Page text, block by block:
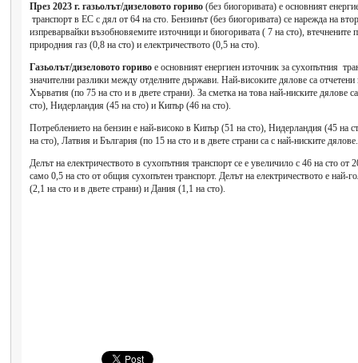
През 2023 г. газьолът/дизеловото гориво (без биогоривата) е основният
транспорт в ЕС с дял от 64 на сто. Бензинът (без биогоривата) се нарежда на
изпреварвайки възобновяемите източници и биогоривата ( 7 на сто), втечнените
природния газ (0,8 на сто) и електричеството (0,5 на сто).
Газьолът/дизеловото гориво е основният енергиен източник за сухопътния
значителни разлики между отделните държави. Най-високите дялове са
Хърватия (по 75 на сто и в двете страни). За сметка на това най-ниските дялове
сто), Нидерландия (45 на сто) и Кипър (46 на сто).
Потреблението на бензин е най-високо в Кипър (51 на сто), Нидерландия (45 на
на сто), Латвия и България (по 15 на сто и в двете страни са с най-ниските дялове.
Делът на електричеството в сухопътния транспорт се е увеличило с 46 на сто от
само 0,5 на сто от общия сухопътен транспорт. Делът на електричеството е
(2,1 на сто и в двете страни) и Дания (1,1 на сто).